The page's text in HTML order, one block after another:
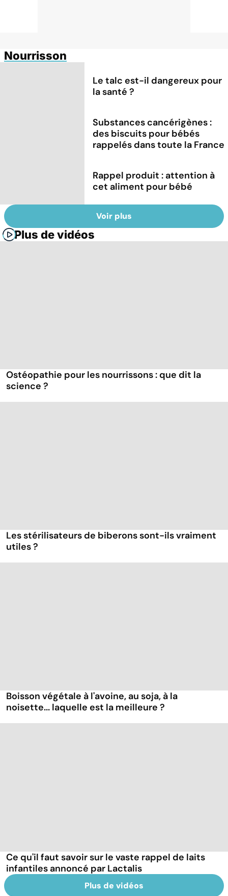
Nourrisson
Le talc est-il dangereux pour
la santé ?
Substances cancérigènes :
des biscuits pour bébés
rappelés dans toute la France
Rappel produit : attention à
cet aliment pour bébé
Voir plus
Plus de vidéos
Ostéopathie pour les nourrissons : que dit la
science ?
Les stérilisateurs de biberons sont-ils vraiment
utiles ?
Boisson végétale à l'avoine, au soja, à la
noisette... laquelle est la meilleure ?
Ce qu'il faut savoir sur le vaste rappel de laits
infantiles annoncé par Lactalis
Plus de vidéos